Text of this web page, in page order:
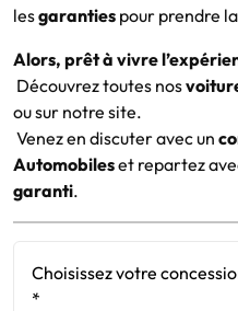
lesgaranties pour prendre la
Alors, prêt à vivre
Découvrez toutes nos
ou sur notre site.
Venez en discuter avec un
Automobileset repartez
garanti.
Choisissez votre
*